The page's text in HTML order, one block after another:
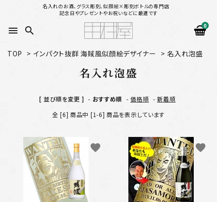
名入れのお酒、グラス彫刻、似顔絵×彫刻ボトルの専門店
記念日やプレゼントやお祝いなどに最適です
menu search 0
似顔絵から選ぶ
名入れ（縦書き）から選ぶ
名入れ（横書き）から選ぶ
配送方法
お支払方法
TOP > インパクト抜群 海賊風似顔絵デザイナー > 名入れ泡盛
名入れ泡盛
[ 並び順を変更 ] - おすすめ順 -価格順 -新着順
全 [6] 商品中 [1-6] 商品を表示しています
favorite favorite